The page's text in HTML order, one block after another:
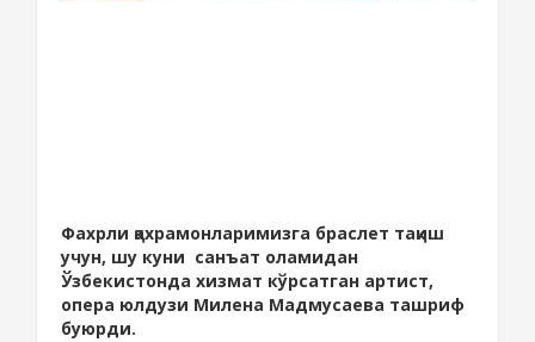
Фахрли қахрамонларимизга браслет тақиш
учун, шу куни санъат оламидан
Ўзбекистонда хизмат кўрсатган артист,
опера юлдузи Милена Мадмусаева ташриф
буюрди.